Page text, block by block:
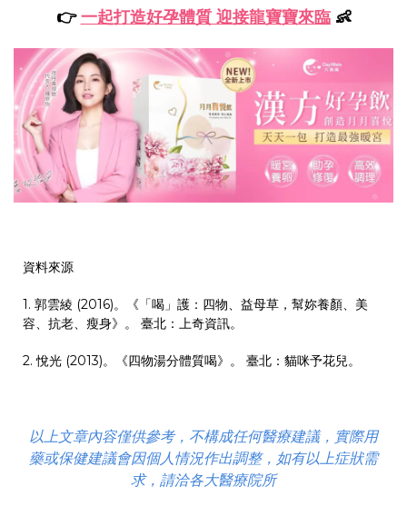
👉一起打造好孕體質 迎接龍寶寶來臨👶
資料來源
1. 郭雲綾 (2016)。《「喝」護：四物、益母草，幫妳養顏、美
容、抗老、瘦身》。 臺北：上奇資訊。
2.悅光 (2013)。《四物湯分體質喝》。 臺北：貓咪予花兒。
以上文章內容僅供參考，不構成任何醫療建議，實際用
藥或保健建議會因個人情況作出調整，如有以上症狀需
求，請洽各大醫療院所